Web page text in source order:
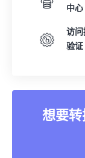
中心
访问
验证
想要